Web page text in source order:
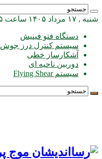
شنبه , ۱۷ مرداد ۱۴۰۵ ساعت ۴:۵۵ ب.ظ
دستگاه فتو فینیش
سیستم کنترل درز جوش
آشکارساز خطی
دوربین ناحیه ای
سیستم Flying Shear